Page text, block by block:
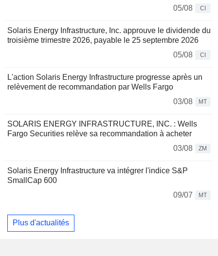
05/08
CI
Solaris Energy Infrastructure, Inc. approuve le dividende du
troisième trimestre 2026, payable le 25 septembre 2026
05/08
CI
L'action Solaris Energy Infrastructure progresse après un
relèvement de recommandation par Wells Fargo
03/08
MT
SOLARIS ENERGY INFRASTRUCTURE, INC. : Wells
Fargo Securities relève sa recommandation à acheter
03/08
ZM
Solaris Energy Infrastructure va intégrer l'indice S&P
SmallCap 600
09/07
MT
Plus d'actualités